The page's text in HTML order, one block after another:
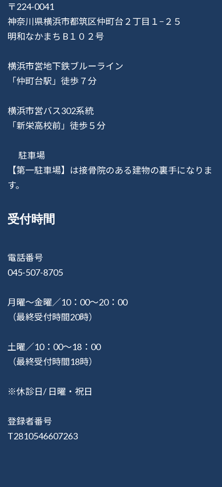
〒224-0041
神奈川県横浜市都筑区仲町台２丁目１−２５
明和なかまち B１０２号
横浜市営地下鉄ブルーライン
「仲町台駅」徒歩７分
横浜市営バス302系統
「新栄高校前」徒歩５分
駐車場
【第一駐車場】は接骨院のある建物の裏手になりま
す。
受付時間
電話番号
045-507-8705
月曜〜金曜／10：00〜20：00
（最終受付時間20時）
土曜／10：00〜18：00
（最終受付時間18時）
※休診日/ 日曜・祝日
登録者番号
T2810546607263